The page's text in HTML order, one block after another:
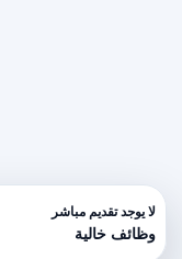
لا يوجد تقديم مباشر
وظائف خالية